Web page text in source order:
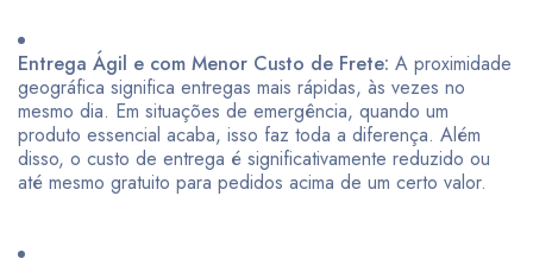
Entrega Ágil e com Menor Custo de Frete: A proximidade
geográfica significa entregas mais rápidas, às vezes no
mesmo dia. Em situações de emergência, quando um
produto essencial acaba, isso faz toda a diferença. Além
disso, o custo de entrega é significativamente reduzido ou
até mesmo gratuito para pedidos acima de um certo valor.